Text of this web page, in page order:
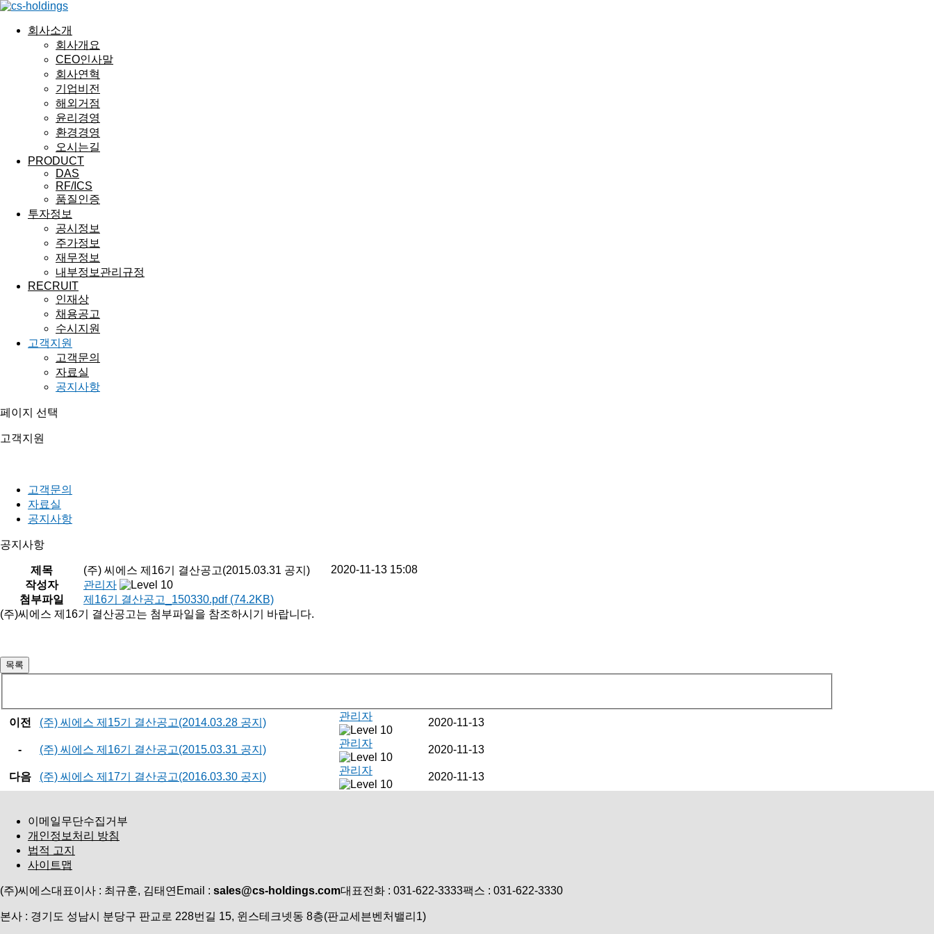
회사소개
회사개요
CEO인사말
회사연혁
기업비전
해외거점
윤리경영
환경경영
오시는길
PRODUCT
DAS
RF/ICS
품질인증
투자정보
공시정보
주가정보
재무정보
내부정보관리규정
RECRUIT
인재상
채용공고
수시지원
고객지원
고객문의
자료실
공지사항
페이지 선택
고객지원
고객문의
자료실
공지사항
공지사항
제목 (주) 씨에스 제16기 결산공고(2015.03.31 공지)
2020-11-13 15:08
작성자
관리자
첨부파일
제16기 결산공고_150330.pdf (74.2KB)
(주)씨에스 제16기 결산공고는 첨부파일을 참조하시기 바랍니다.
목록
이전 (주) 씨에스 제15기 결산공고(2014.03.28 공지)
관리자
2020-11-13
- (주) 씨에스 제16기 결산공고(2015.03.31 공지)
관리자
2020-11-13
다음 (주) 씨에스 제17기 결산공고(2016.03.30 공지)
관리자
2020-11-13
이메일무단수집거부
개인정보처리 방침
법적 고지
사이트맵
(주)씨에스대표이사 : 최규훈, 김태연 Email : sales@cs-holdings.com대표전화 : 031-622-3333팩스 : 031-622-3330
본사 : 경기도 성남시 분당구 판교로 228번길 15, 윈스테크넷동 8층(판교세븐벤처밸리1)